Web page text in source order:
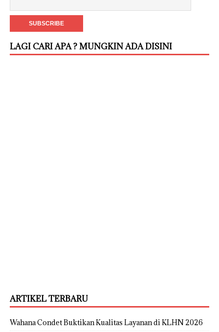
LAGI CARI APA ? MUNGKIN ADA DISINI
ARTIKEL TERBARU
Wahana Condet Buktikan Kualitas Layanan di KLHN 2026